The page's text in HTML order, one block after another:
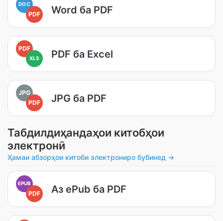
DOC
PDF Word ба PDF
PDF
XLS PDF ба Excel
JPG
PDF
JPG ба PDF
Табдилдиҳандаҳои китобҳои
электронӣ
Ҳамаи абзорҳои китоби электрониро бубинед →
EPUB
PDF Аз ePub ба PDF